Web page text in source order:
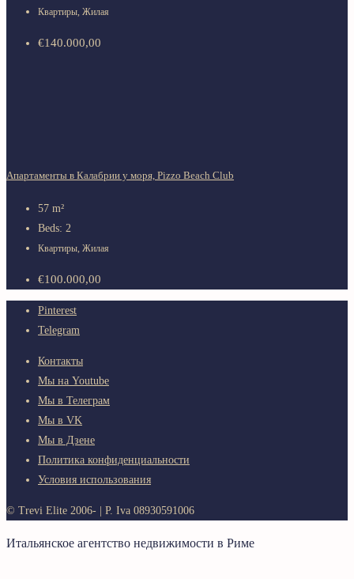
Квартиры, Жилая
€140.000,00
Апартаменты в Калабрии у моря, Pizzo Beach Club
57 m²
Beds: 2
Квартиры, Жилая
€100.000,00
Pinterest
Telegram
Контакты
Мы на Youtube
Мы в Телеграм
Мы в VK
Мы в Дзене
Политика конфиденциальности
Условия использования
© Trevi Elite 2006- | P. Iva 08930591006
Итальянское агентство недвижимости в Риме